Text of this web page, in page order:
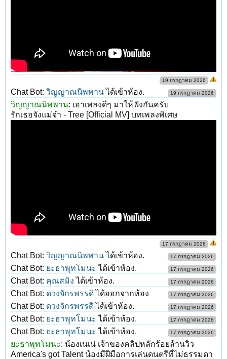
19 กรกฎาคม 2026
Chat Bot: วิญญาณนิพพานได้เข้าห้อง. 19 กรกฎาคม 2026
วิญญาณนิพพาน: เอาเพลงดีๆ มาให้ฟังกันครับ
รักเธอจังแม่จ๋า - Tree [Official MV] บทเพลงพิเศษ
17 กรกฎาคม 2026
Chat Bot: วิญญาณนิพพานได้เข้าห้อง. 17 กรกฎาคม 2026
Chat Bot: ยะธาพุทโมนะ ได้เข้าห้อง. 17 กรกฎาคม 2026
Chat Bot: คุณสมิง ได้เข้าห้อง. 17 กรกฎาคม 2026
Chat Bot: ดวงจักรพรรดิได้ออกจากห้อง 17 กรกฎาคม 2026
Chat Bot: ดวงจักรพรรดิได้เข้าห้อง. 17 กรกฎาคม 2026
Chat Bot: ยะธาพุทโมนะ ได้เข้าห้อง. 17 กรกฎาคม 2026
Chat Bot: ยะธาพุทโมนะ ได้เข้าห้อง. 17 กรกฎาคม 2026
ยะธาพุทโมนะ: น้องเนเน่ เจ้าของคลิปหลักร้อยล้านวิว
America's got Talent น้องมีฝีมือการเล่นดนตรีที่ไม่ธรรมดา